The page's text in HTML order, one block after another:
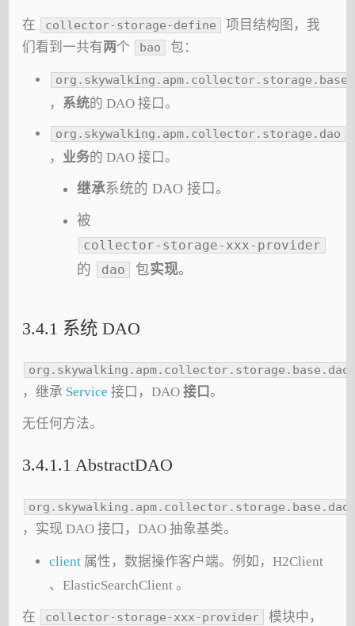
在 collector-storage-define
项目结构图，我
们看到一共有两个 bao 包：
， 系统的 DAO 接口。
org.skywalking.apm.collector.storage.dao
， 业务的 DAO 接口。
继承系统的 DAO 接口。
被
collector-storage-xxx-provider
的 dao 包实现。
3.4.1 系统 DAO
，继承 Service 接口，DAO接口。
无任何方法。
3.4.1.1 AbstractDAO
，实现 DAO 接口，DAO 抽象基类。
client属性，数据操作客户端。例如，H2Client
、ElasticSearchClient 。
在 collector-storage-xxx-provider
模块中，